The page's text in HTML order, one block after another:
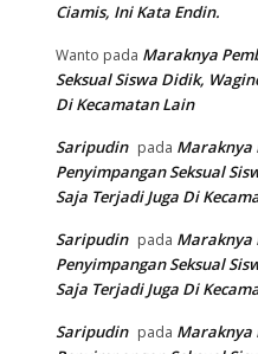
Ciamis, Ini Kata Endin.
Wanto pada Maraknya
Seksual Siswa Didik,
Di Kecamatan Lain
Saripudin pada Maraknya
Penyimpangan Seksual
Saja Terjadi Juga Di
Saripudin pada Maraknya
Penyimpangan Seksual
Saja Terjadi Juga Di
Saripudin pada Maraknya